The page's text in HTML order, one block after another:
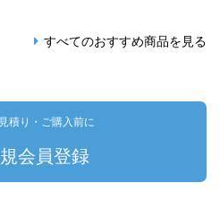
すべてのおすすめ商品を見る
積り・ご購入前に
会員登録